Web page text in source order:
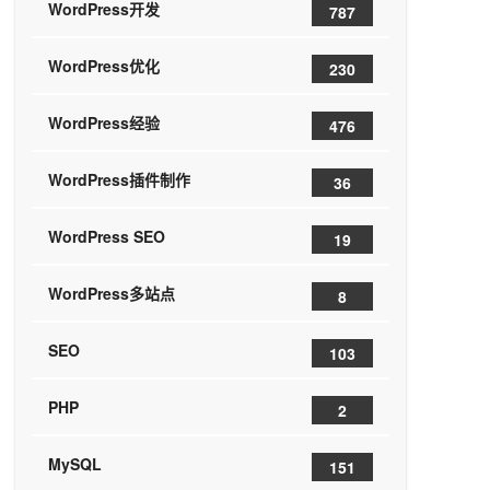
WordPress开发 787
WordPress优化 230
WordPress经验 476
WordPress插件制作 36
WordPress SEO 19
WordPress多站点 8
SEO 103
PHP 2
MySQL 151